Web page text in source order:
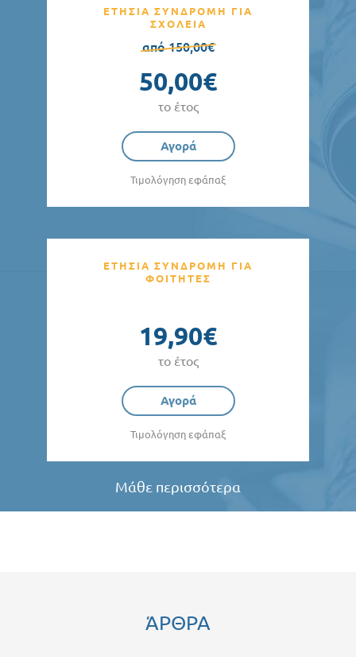
ΕΤΗΣΙΑ ΣΥΝΔΡΟΜΗ ΓΙΑ
ΣΧΟΛΕΙΑ
από 150,00€
50,00€
το έτος
Αγορά
Τιμολόγηση εφάπαξ
ΕΤΗΣΙΑ ΣΥΝΔΡΟΜΗ ΓΙΑ
ΦΟΙΤΗΤΕΣ
19,90€
το έτος
Αγορά
Τιμολόγηση εφάπαξ
Μάθε περισσότερα
ΆΡΘΡΑ